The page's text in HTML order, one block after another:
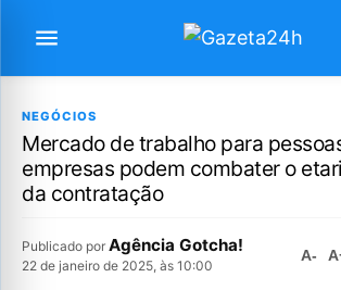
NEGÓCIOS
Mercado de trabalho para
empresas podem combater o
da contratação
Publicado por Agência Gotcha!
22 de janeiro de 2025, às 10:00
A-